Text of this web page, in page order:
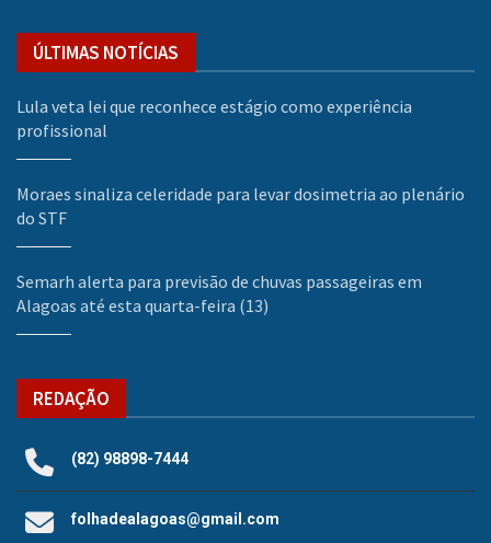
ÚLTIMAS NOTÍCIAS
Lula veta lei que reconhece estágio como experiência
profissional
Moraes sinaliza celeridade para levar dosimetria ao plenário
do STF
Semarh alerta para previsão de chuvas passageiras em
Alagoas até esta quarta-feira (13)
REDAÇÃO
(82) 98898-7444
folhadealagoas@gmail.com